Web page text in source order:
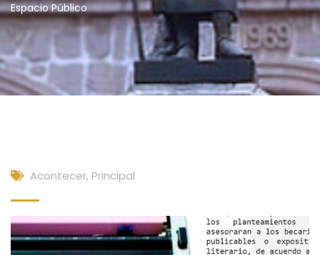
Espacio Público
Acontecer, Principal